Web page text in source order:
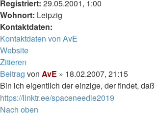
Registriert: 29.05.2001, 1:00
Wohnort: Leipzig
Kontaktdaten:
Kontaktdaten von AvE
Website
Zitieren
Beitrag von AvE » 18.02.2007, 21:15
Bin ich eigentlich der einzige, der findet,
https://linktr.ee/spaceneedle2019
Nach oben